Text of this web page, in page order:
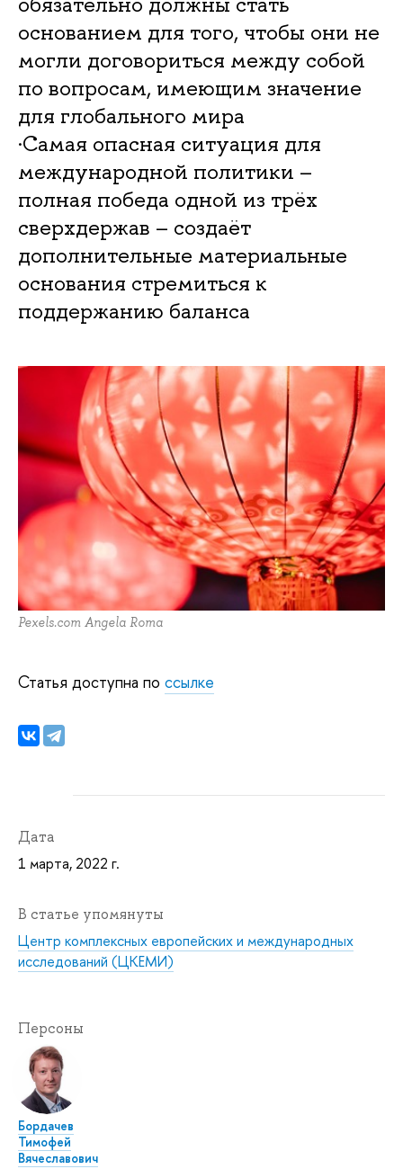
основанием для того, чтобы они не
могли договориться между собой
по вопросам, имеющим значение
для глобального мира
·Самая опасная ситуация для
международной политики –
полная победа одной из трёх
сверхдержав – создаёт
дополнительные материальные
основания стремиться к
поддержанию баланса
Pexels.com Angela Roma
Статья доступна по ссылке
Дата
1 марта, 2022 г.
В статье упомянуты
Центр комплексных европейских и международных
исследований (ЦКЕМИ)
Персоны
Бордачев
Тимофей
Вячеславович